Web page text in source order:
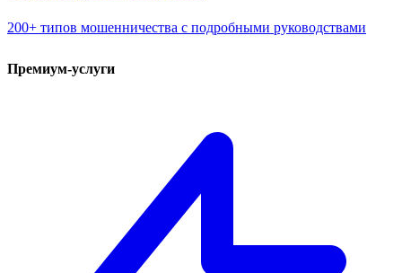
200+ типов мошенничества с подробными руководствами
Премиум-услуги